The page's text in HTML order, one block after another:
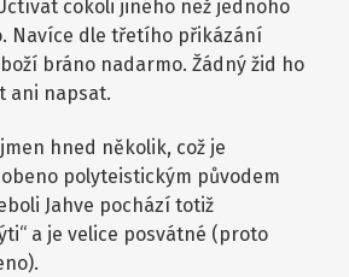
cokoli jiného než jednoho
Navíce dle třetího přikázání
bráno nadarmo. Žádný žid ho
ani napsat.
hned několik, což je
polyteistickým původem
Jahve pochází totiž
a je velice posvátné (proto